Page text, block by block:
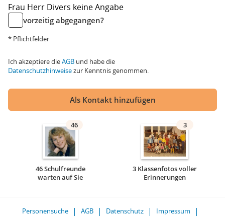
Frau Herr Divers keine Angabe
vorzeitig abgegangen?
* Pflichtfelder
Ich akzeptiere dieAGB und habe die
Datenschutzhinweisezur Kenntnis genommen.
Als Kontakt hinzufügen
46
46 Schulfreunde
warten auf Sie
3
3 Klassenfotos voller
Erinnerungen
Personensuche AGB Datenschutz
Impressum